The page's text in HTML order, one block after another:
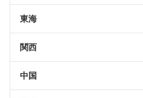
東海
関西
中国